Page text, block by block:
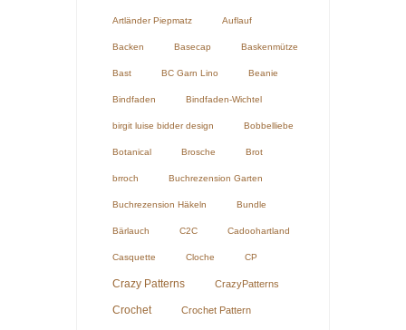
Artländer Piepmatz Auflauf
Backen Basecap Baskenmütze
Bast BC Garn Lino Beanie
Bindfaden Bindfaden-Wichtel
birgit luise bidder design Bobbelliebe
Botanical Brosche Brot
brroch Buchrezension Garten
Buchrezension Häkeln Bundle
Bärlauch C2C Cadoohartland
Casquette Cloche CP
Crazy Patterns CrazyPatterns
Crochet Crochet Pattern